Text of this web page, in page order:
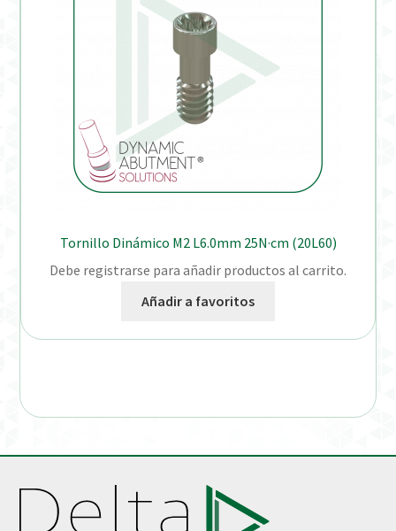
Tornillo Dinámico M2 L6.0mm 25N·cm (20L60)
Debe registrarse para añadir productos al carrito.
Añadir a favoritos